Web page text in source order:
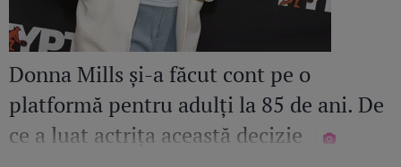
Donna Mills și-a făcut cont pe o
platformă pentru adulți la 85 de ani. De
ce a luat actrița această decizie